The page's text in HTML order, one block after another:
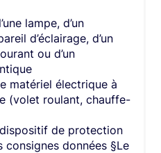
lampe, d’un
d’éclairage, d’un
ou d’un
matériel électrique à
(volet roulant, chauffe-
de protection
consignes données §Le